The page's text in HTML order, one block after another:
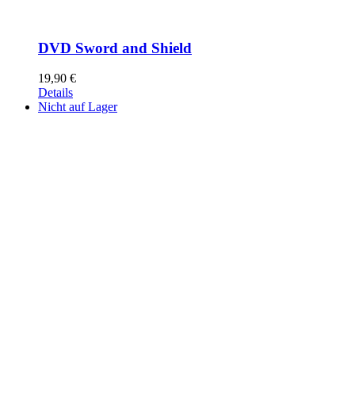
DVD Sword and Shield
19,90 €
Details
Nicht auf Lager